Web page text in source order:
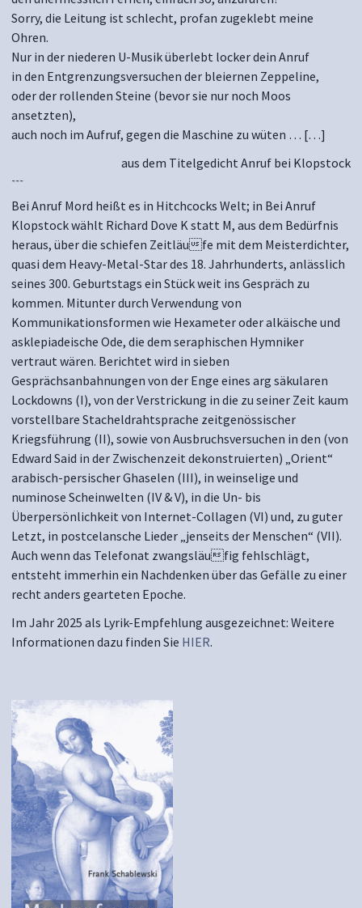
Sorry, die Leitung ist schlecht, profan zugeklebt meine
Ohren.
Nur in der niederen U-Musik überlebt locker dein Anruf
in den Entgrenzungsversuchen der bleiernen Zeppeline,
oder der rollenden Steine (bevor sie nur noch Moos
ansetzten),
auch noch im Aufruf, gegen die Maschine zu wüten … […]
aus dem Titelgedicht Anruf bei Klopstock
~~~
Bei Anruf Mord heißt es in Hitchcocks Welt; in Bei Anruf
Klopstock wählt Richard Dove K statt M, aus dem Bedürfnis
heraus, über die schiefen Zeitläufe mit dem Meisterdichter,
quasi dem Heavy-Metal-Star des 18. Jahrhunderts, anlässlich
seines 300. Geburtstags ein Stück weit ins Gespräch zu
kommen. Mitunter durch Verwendung von
Kommunikationsformen wie Hexameter oder alkäische und
asklepiadeische Ode, die dem seraphischen Hymniker
vertraut wären. Berichtet wird in sieben
Gesprächsanbahnungen von der Enge eines arg säkularen
Lockdowns (I), von der Verstrickung in die zu seiner Zeit kaum
vorstellbare Stacheldrahtsprache zeitgenössischer
Kriegsführung (II), sowie von Ausbruchsversuchen in den (von
Edward Said in der Zwischenzeit dekonstruierten) „Orient“
arabisch-persischer Ghaselen (III), in weinselige und
numinose Scheinwelten (IV & V), in die Un- bis
Überpersönlichkeit von Internet-Collagen (VI) und, zu guter
Letzt, in postcelansche Lieder „jenseits der Menschen“ (VII).
Auch wenn das Telefonat zwangsläufig fehlschlägt,
entsteht immerhin ein Nachdenken über das Gefälle zu einer
recht anders gearteten Epoche.
Im Jahr 2025 als Lyrik-Empfehlung ausgezeichnet: Weitere
Informationen dazu finden Sie HIER.